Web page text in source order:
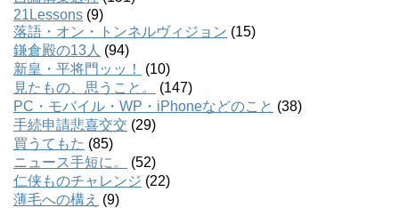
21Lessons (9)
落語・オン・トンネルヴィジョン (15)
鎌倉殿の13人 (94)
新皇・平将門ッッ！
(10)
見たもの、思うこと。
(147)
PC・モバイル・WP・iPhoneなどのこと (38)
手続申請悲喜交交 (29)
買うてもた (85)
ニュース手短に。
(52)
仁侠ものチャレンジ (22)
薄毛への構え (9)